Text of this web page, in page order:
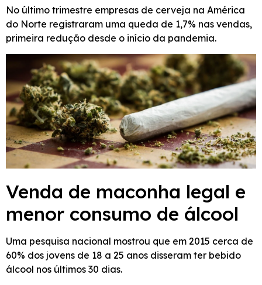
No último trimestre empresas de cerveja na América
do Norte registraram uma queda de 1,7% nas vendas,
primeira redução desde o início da pandemia.
Venda de maconha legal e
menor consumo de álcool
Uma pesquisa nacional mostrou que em 2015 cerca de
60% dos jovens de 18 a 25 anos disseram ter bebido
álcool nos últimos 30 dias.